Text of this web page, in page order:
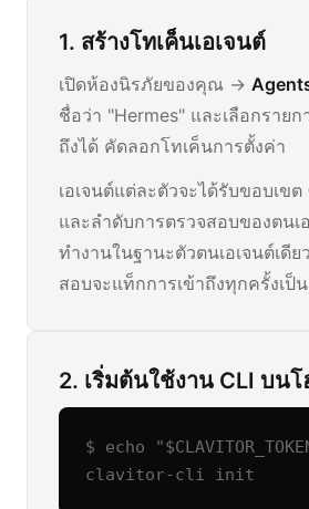
1. สร้างโทเค็นเอเจนต์
เปิดห้องนิรภัยของคุณ →
ชื่อว่า "Hermes" และเลือกรายก
ถึงได้ คัดลอกโทเค็นการตั้งค่า
เอเจนต์แต่ละตัวจะได้รับขอบเข
และลำดับการตรวจสอบของตนเ
ทำงานในฐานะตัวตนเอเจนต์เดี
สอบจะแท็กการเข้าถึงทุกครั้งเป็น
2. เริ่มต้นใช้งาน CLI บน
$ echo
clavitor-cli init